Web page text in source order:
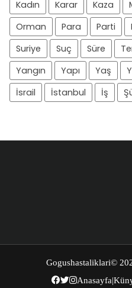
Kadın
Karar Kaza
Orman
Para Parti
Suriye
Suç Süre
Yangın
Yapı Yaş
İsrail
İstanbul İş
Gogushastaliklari©
Anasayfa|